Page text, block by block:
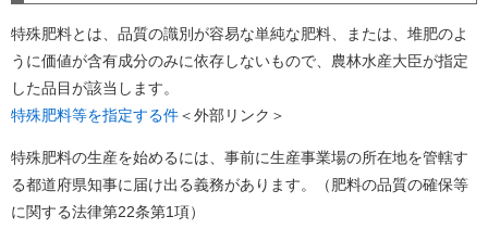
特殊肥料とは、品質の識別が容易な単純な肥料、または、堆肥のよ
うに価値が含有成分のみに依存しないもので、農林水産大臣が指定
した品目が該当します。
特殊肥料等を指定する件＜外部リンク＞
特殊肥料の生産を始めるには、事前に生産事業場の所在地を管轄す
る都道府県知事に届け出る義務があります。（肥料の品質の確保等
に関する法律第22条第1項）